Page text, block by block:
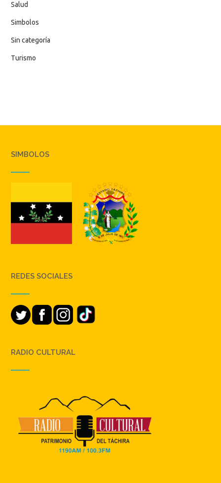
Salud
Simbolos
Sin categoría
Turismo
SIMBOLOS
REDES SOCIALES
RADIO CULTURAL